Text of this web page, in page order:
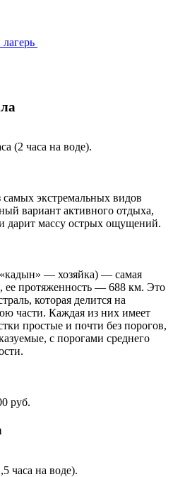
(2 часа на воде).
экстремальных видов
вариант активного отдыха,
дарит массу острых ощущений.
«кадын» — хозяйка) — самая
ее протяженность — 688 км. Это
которая делится на
части. Каждая из них имеет
простые и почти без порогов,
с порогами среднего
руб.
часа на воде).